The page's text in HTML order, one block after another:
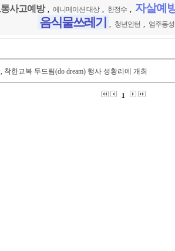
사고예방 에니메이션 대상 한정수 자살예
음식물쓰레기 청년인턴 염주동
착한교복 두드림(do dream) 행사 성황리에 개최
1